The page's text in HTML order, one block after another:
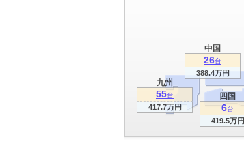
九州
55台
417.7万円
中国
26台
388.4万円
四国
6台
419.5万円